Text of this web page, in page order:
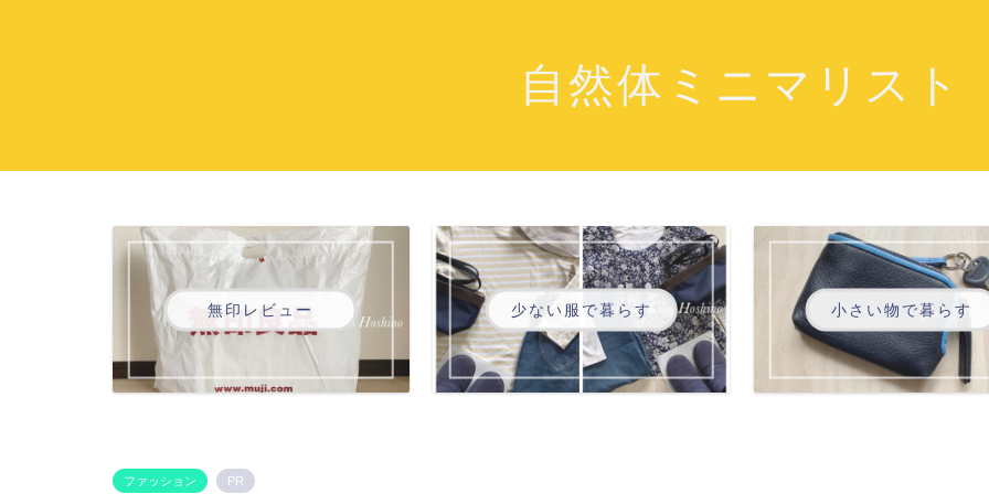
自然体ミニマリスト
無印レビュー 少ない服で暮らす 小さい物で暮らす
ファッション PR